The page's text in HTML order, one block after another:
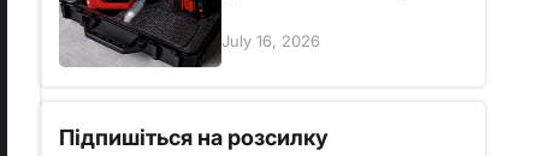
July 16, 2026
Підпишіться на розсилку